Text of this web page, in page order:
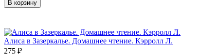
В корзину
Алиса в Зазеркалье. Домашнее чтение. Кэрролл Л.
275 ₽